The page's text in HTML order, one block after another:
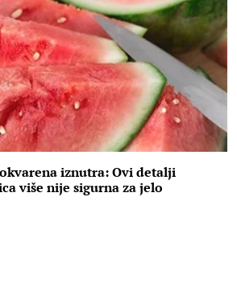
iznutra: Ovi detalji
više nije sigurna za jelo